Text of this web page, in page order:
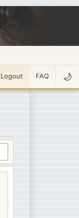
Logout FAQ 🌙